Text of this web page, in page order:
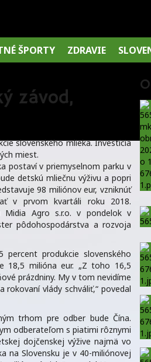
ŠPORTY ZDRAVIE
závod,
slovenského mlieka. Investícia
miest.
postaví v priemyselnom parku v
detskú mliečnu výživu a popri
98 miliónov eur, vzniknúť
v prvom kvartáli roku 2018.
Midia Agro s.r.o. v pondelok v
pôdohospodárstva a rozvoja
percent produkcie slovenského
18,5 milióna eur. „Z toho 16,5
prázdniny. My v tom nevidíme
vlády schváliť,“ povedal
trhom pre odber bude Čína.
odberateľom s piatimi rôznymi
dojčenskej výžive najmä vo
na Slovensku je v 40-miliónovej